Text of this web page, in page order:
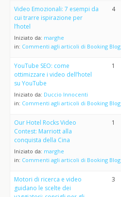
Video Emozionali: 7 esempi da
cui trarre ispirazione per
l’hotel
Iniziato da: marghe
in: Commenti agli articoli di Booking Blog
4
YouTube SEO: come
ottimizzare i video dell’hotel
su YouTube
Iniziato da: Duccio Innocenti
in: Commenti agli articoli di Booking Blog
1
Our Hotel Rocks Video
Contest: Marriott alla
conquista della Cina
Iniziato da: marghe
in: Commenti agli articoli di Booking Blog
1
Motori di ricerca e video
guidano le scelte dei
3